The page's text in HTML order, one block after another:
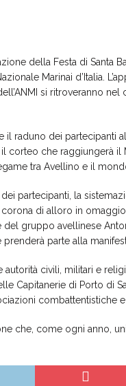
della Festa di Santa
Marinai d’Italia.
si ritroveranno
il raduno dei partecipanti
corteo che raggiungerà il
tra Avellino e il
partecipanti, la
di alloro in
del gruppo avellinese
parte alla
civili, militari e
Capitanerie di Porto di
combattentistiche e
che, come ogni anno,